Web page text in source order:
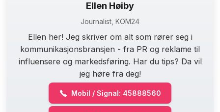
Ellen Høiby
Journalist, KOM24
Ellen her! Jeg skriver om alt som rører seg i
kommunikasjonsbransjen - fra PR og reklame til
influensere og markedsføring. Har du tips? Da vil
jeg høre fra deg!
Mobil / Signal: 45888560